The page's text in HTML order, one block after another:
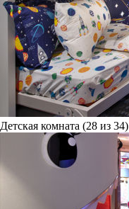
Детская комната (28 из 34)